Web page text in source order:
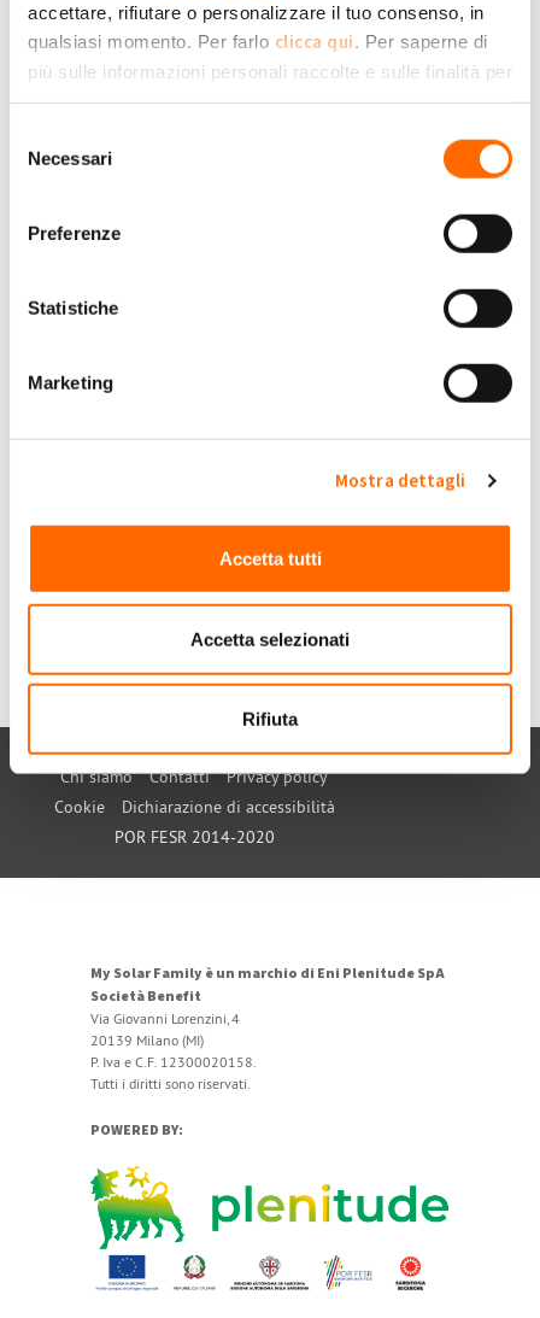
accettare, rifiutare o personalizzare il tuo consenso, in
qualsiasi momento. Per farlo clicca qui . Per saperne di
più sulle informazioni personali raccolte e sulle finalità per
le quali tali informazioni saranno utilizzate, si prega di
delNecessari
Preferenze
Statistiche
Marketing
Mostra dettagli
Accetta tutti
Accetta selezionati
Rifiuta
contributo
0
Torna Su per inserire commenti.
Ven, 28/07/2023 - 18:59 #4
Buonasera, vorrei sapere perché i bonifici che mi sono arrivati,
sono minori dell'incentivo da voi conteggiato.
Submitted by Amazonas on Ven, 28/07/2023 - 18:59
+1 -1
Torna Su Accedioregistratiper inserire commenti.
Chi siamo Contatti
Privacy policy
Cookie
Dichiarazione di accessibilità
POR FESR 2014-2020
My Solar Family è un marchio di Eni Plenitude SpA
Società Benefit
Via Giovanni Lorenzini, 4
20139 Milano (MI)
P. Iva e C.F. 12300020158.
Tutti i diritti sono riservati.
POWERED BY: